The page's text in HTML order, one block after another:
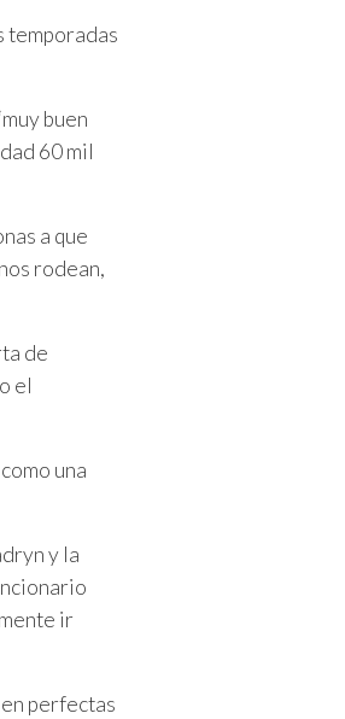
temporadas
buen
60 mil
a que
rodean,
de
el
una
y la
ir
perfectas